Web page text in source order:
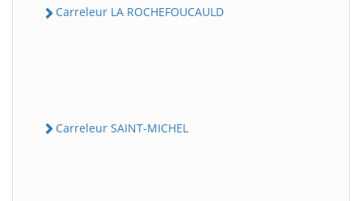
Carreleur LA ROCHEFOUCAULD
Carreleur SAINT-MICHEL